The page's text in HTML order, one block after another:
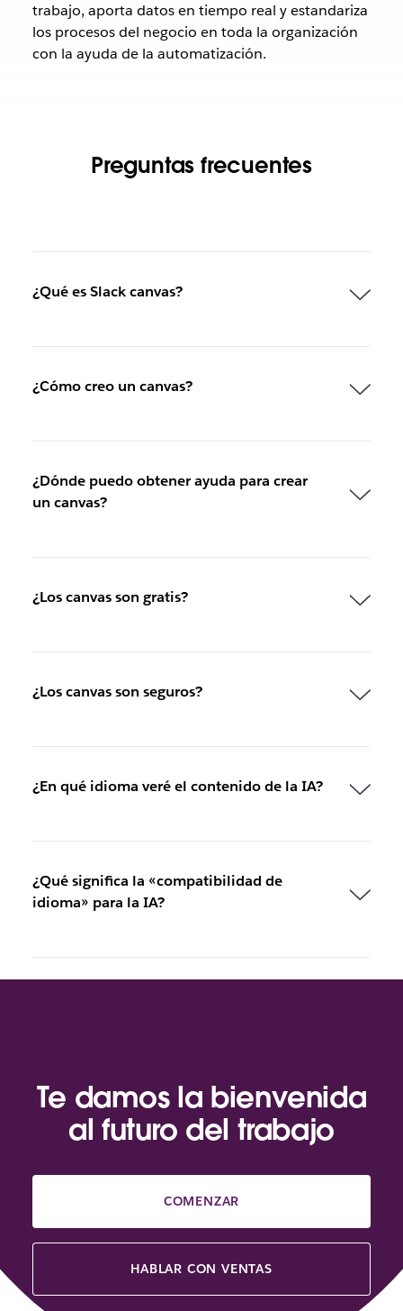
trabajo, aporta datos en tiempo real y estandariza
los procesos del negocio en toda la organización
con la ayuda de la automatización.
Preguntas frecuentes
¿Qué es Slack canvas?
¿Cómo creo un canvas?
¿Dónde puedo obtener ayuda para crear
un canvas?
¿Los canvas son gratis?
¿Los canvas son seguros?
¿En qué idioma veré el contenido de la IA?
¿Qué significa la «compatibilidad de
idioma» para la IA?
Te damos la bienvenida
al futuro del trabajo
COMENZAR
HABLAR CON VENTAS